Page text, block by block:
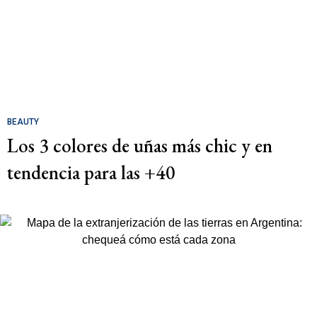
BEAUTY
Los 3 colores de uñas más chic y en
tendencia para las +40